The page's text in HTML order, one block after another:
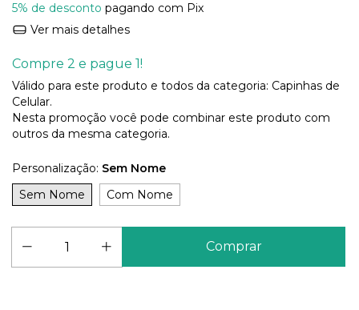
5% de desconto pagando com Pix
Ver mais detalhes
Compre 2 e pague 1!
Válido para este produto e todos da categoria: Capinhas de
Celular.
Nesta promoção você pode combinar este produto com
outros da mesma categoria.
Personalização: Sem Nome
Sem Nome
Com Nome